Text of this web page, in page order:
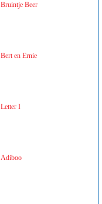
Bruintje Beer
Bert en Ernie
Letter I
Adiboo